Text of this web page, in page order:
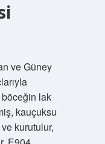
ve Güney
lak
kauçuksu
ve kurutulur,